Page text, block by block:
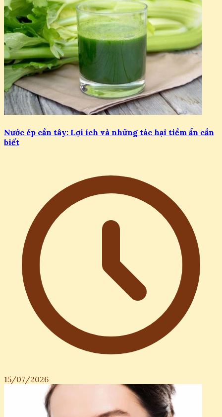
Nước ép cần tây: Lợi ích và những tác hại tiềm ẩn cần
biết
15/07/2026